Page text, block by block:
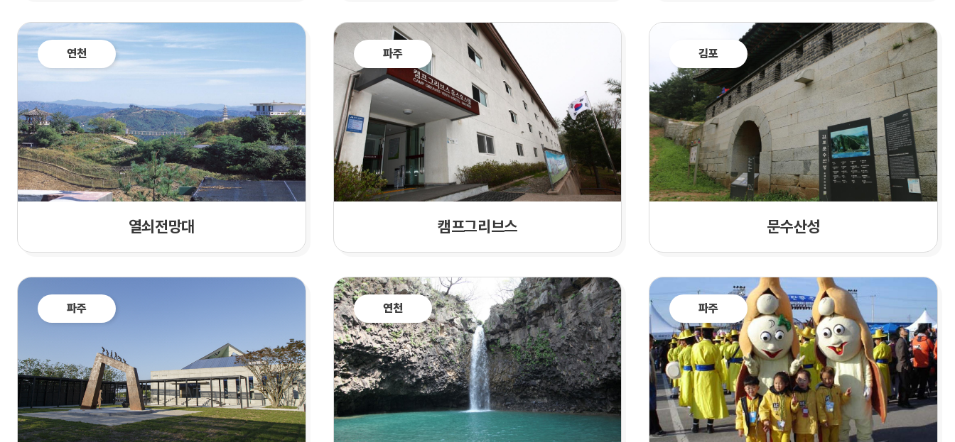
연천
열쇠전망대
파주
캠프그리브스
김포
문수산성
파주 연천 파주